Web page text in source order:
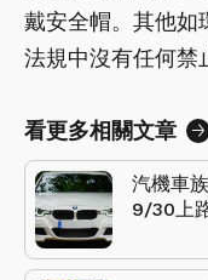
戴安全帽。其他如
法規中沒有任何禁
看更多相關文章
汽機車
9/30上